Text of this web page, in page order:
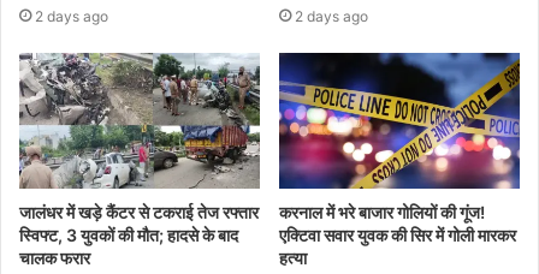
2 days ago 2 days ago
जालंधर में खड़े कैंटर से टकराई तेज रफ्तार
स्विफ्ट, 3 युवकों की मौत; हादसे के बाद
चालक फरार
करनाल में भरे बाजार गोलियों की गूंज!
एक्टिवा सवार युवक की सिर में गोली मारकर
हत्या